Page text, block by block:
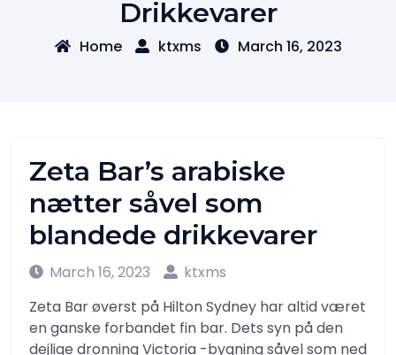
Drikkevarer
Home ktxms March 16, 2023
Zeta Bar’s arabiske
nætter såvel som
blandede drikkevarer
March 16, 2023
ktxms
Zeta Bar øverst på Hilton Sydney har altid været
en ganske forbandet fin bar. Dets syn på den
dejlige dronning Victoria -bygning såvel som ned